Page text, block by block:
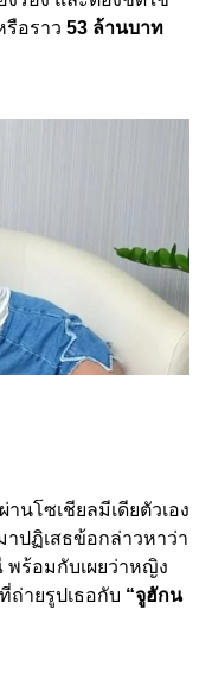
รือราว 53 ล้านบาท
นโซเชียลมีเดียตัวเอง
าปฏิเสธข้อกล่าวหาว่า
พร้อมกับเผยว่าหญิง
ายรูปเธอกับ “จูฮักน